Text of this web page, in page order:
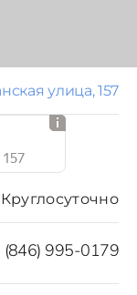
Круглосуточно
(846) 995-0179
улица, 157